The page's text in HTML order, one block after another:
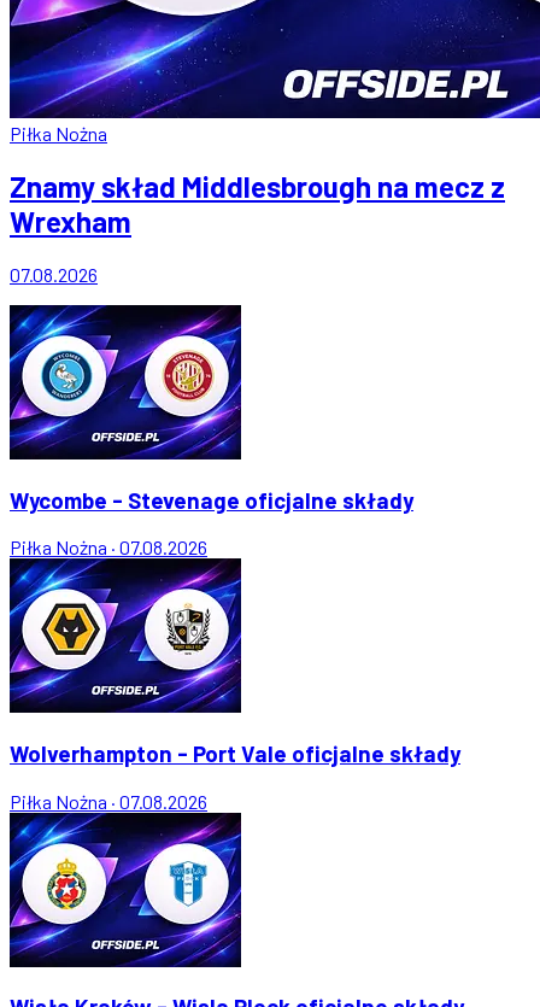
Piłka Nożna
Znamy skład Middlesbrough na mecz z
Wrexham
07.08.2026
Wycombe - Stevenage oficjalne składy
Piłka Nożna · 07.08.2026
Wolverhampton - Port Vale oficjalne składy
Piłka Nożna · 07.08.2026